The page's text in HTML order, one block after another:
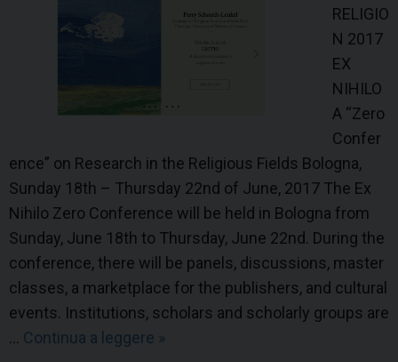
i
o
o
RELIGIO
N 2017
EX
NIHILO
A “Zero
Confer
ence” on Research in the Religious Fields Bologna,
Sunday 18th – Thursday 22nd of June, 2017 The Ex
Nihilo Zero Conference will be held in Bologna from
Sunday, June 18th to Thursday, June 22nd. During the
conference, there will be panels, discussions, master
classes, a marketplace for the publishers, and cultural
events. Institutions, scholars and scholarly groups are
… Continua a leggere E
»